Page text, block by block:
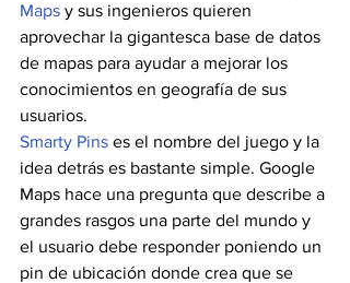
Maps y sus ingenieros quieren
aprovechar la gigantesca base de datos
de mapas para ayudar a mejorar los
conocimientos en geografía de sus
usuarios.
Smarty Pins es el nombre del juego y la
idea detrás es bastante simple. Google
Maps hace una pregunta que describe a
grandes rasgos una parte del mundo y
el usuario debe responder poniendo un
pin de ubicación donde crea que se